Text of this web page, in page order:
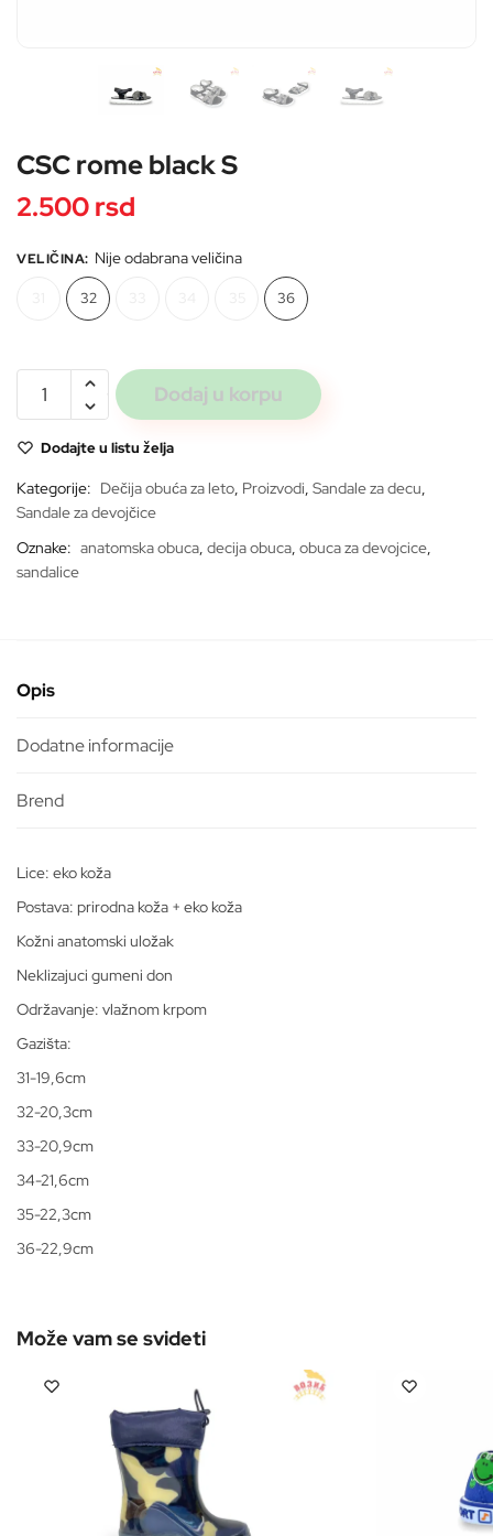
CSC rome black S
2.500rsd
VELIČINA: Nije odabrana veličina
32 36
rome
S
količina
Dodaj u korpu
Dodajte u listu želja
Kategorije: Dečija obuća za leto, Proizvodi, Sandale za decu,
Sandale za devojčice
Oznake: anatomska obuca, decija obuca, obuca za devojcice,
sandalice
Opis
Dodatne informacije
Lice: eko koža
Postava: prirodna koža + eko koža
Kožni anatomski uložak
Neklizajuci gumeni don
Održavanje: vlažnom krpom
Gazišta:
31-19,6cm
32-20,3cm
33-20,9cm
34-21,6cm
35-22,3cm
36-22,9cm